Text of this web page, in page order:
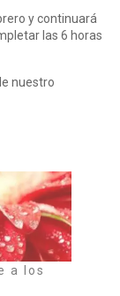
y continuará
las 6 horas
nuestro
a los